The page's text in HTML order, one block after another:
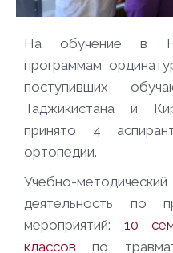
На обучение в
программам
поступивших
Таджикистана и
принято 4
ортопедии.
Учебно-
деятельность по
мероприятий: 10
классов по